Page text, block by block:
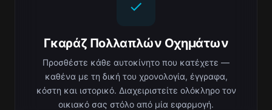
Γκαράζ Πολλαπλών Οχημάτων
Προσθέστε κάθε αυτοκίνητο που κατέχετε —
καθένα με τη δική του χρονολογία, έγγραφα,
κόστη και ιστορικό. Διαχειριστείτε ολόκληρο τον
οικιακό σας στόλο από μία εφαρμογή.